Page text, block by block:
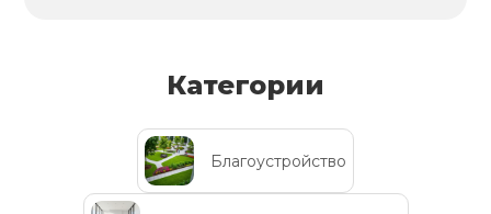
Категории
Благоустройство